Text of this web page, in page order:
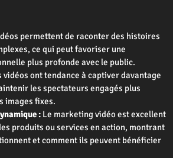
permettent de raconter des histoires
ce qui peut favoriser une
plus profonde avec le public.
vidéos ont tendance à captiver davantage
les spectateurs engagés plus
images fixes.
: Le marketing vidéo est excellent
produits ou services en action, montrant
et comment ils peuvent bénéficier